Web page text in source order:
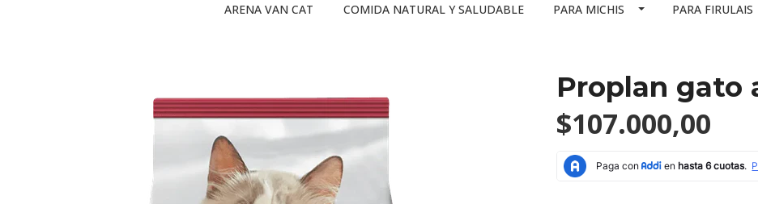
ARENA VAN CAT COMIDA NATURAL Y SALUDABLE PARA MICHIS PARA FIRULAIS
Proplan gato
$107.000,00